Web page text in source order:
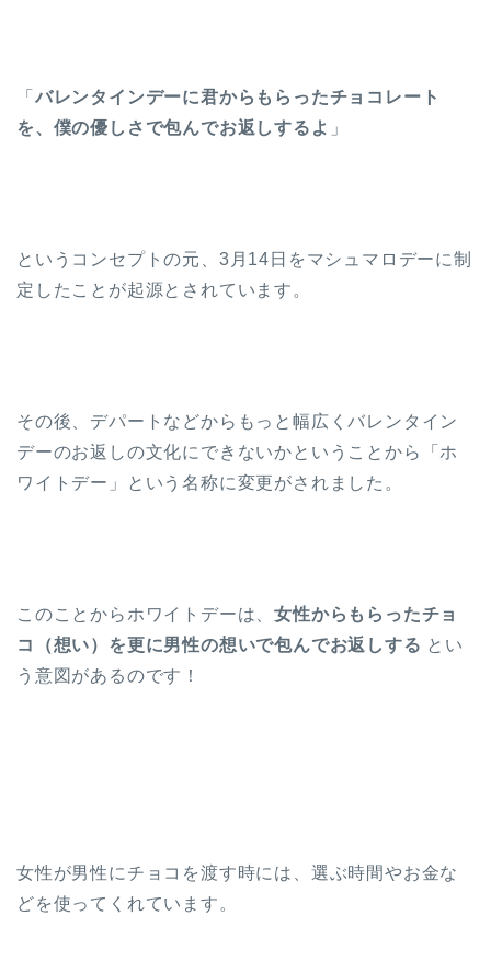
「 バレンタインデーに君からもらったチョコレート
を、僕の優しさで包んでお返しするよ 」
というコンセプトの元、3月14日をマシュマロデーに制
定したことが起源とされています。
その後、デパートなどからもっと幅広くバレンタイン
デーのお返しの文化にできないかということから「ホ
ワイトデー」という名称に変更がされました。
このことからホワイトデーは、女性からもらったチョ
コ（想い）を更に男性の想いで包んでお返しする とい
う意図があるのです！
女性が男性にチョコを渡す時には、選ぶ時間やお金な
どを使ってくれています。